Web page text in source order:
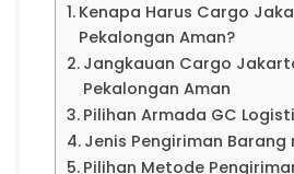
Kenapa Harus Cargo
Pekalongan Aman?
Jangkauan Cargo
Pekalongan Aman
Pilihan Armada GC
Jenis Pengiriman
Pilihan Metode